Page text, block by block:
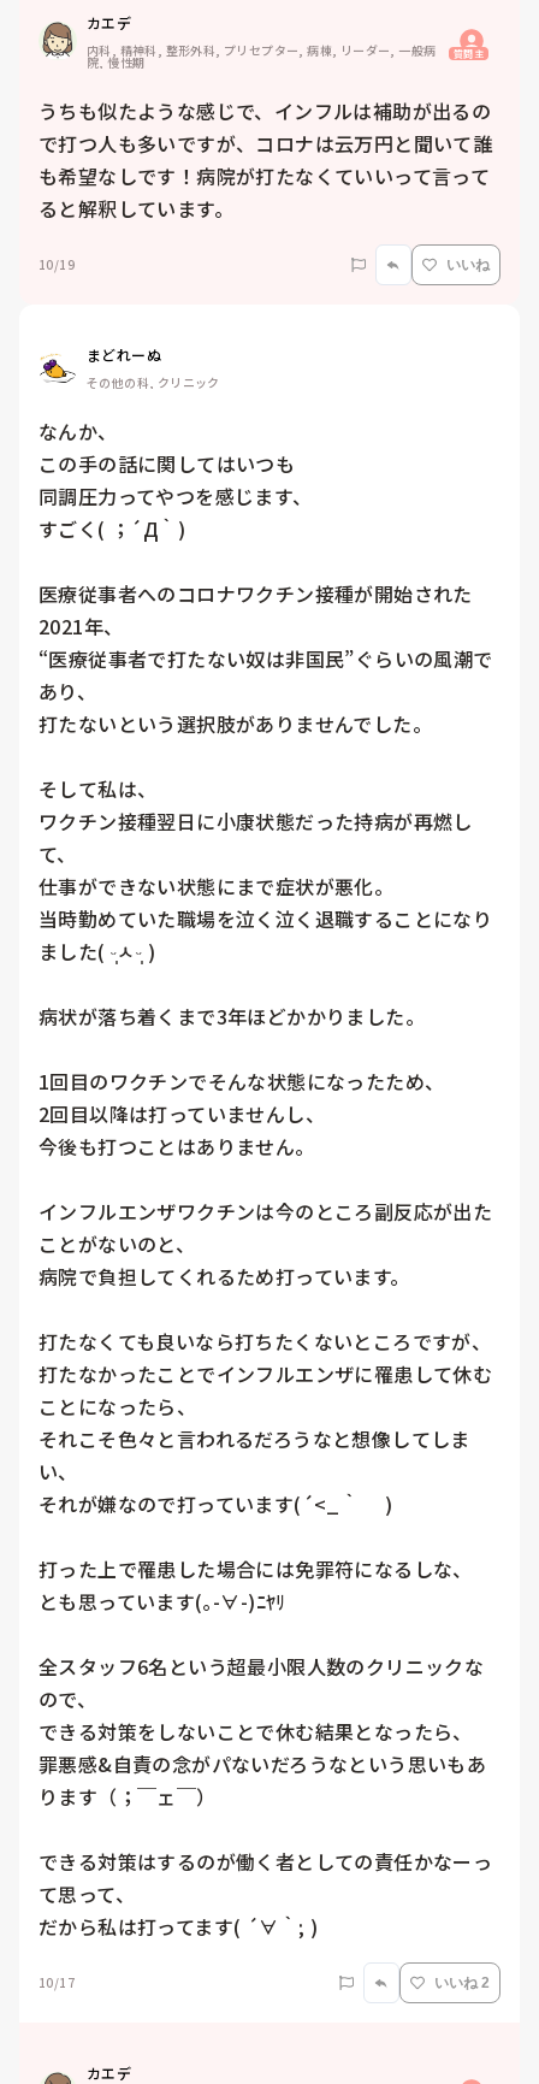
カエデ
内科, 精神科, 整形外科, プリセプター, 病棟, リーダー, 一般病
院, 慢性期 質問主
うちも似たような感じで、インフルは補助が出るの
で打つ人も多いですが、コロナは云万円と聞いて誰
も希望なしです！病院が打たなくていいって言って
ると解釈しています。
10/19 いいね
まどれーぬ
その他の科, クリニック
なんか、
この手の話に関してはいつも
同調圧力ってやつを感じます、
すごく( ；´Д｀)
医療従事者へのコロナワクチン接種が開始された
2021年、
“医療従事者で打たない奴は非国民”ぐらいの風潮で
あり、
打たないという選択肢がありませんでした。
そして私は、
ワクチン接種翌日に小康状態だった持病が再燃し
て、
仕事ができない状態にまで症状が悪化。
当時勤めていた職場を泣く泣く退職することになり
ました( ᵕ̩̩ㅅᵕ̩̩ )
病状が落ち着くまで3年ほどかかりました。
1回目のワクチンでそんな状態になったため、
2回目以降は打っていませんし、
今後も打つことはありません。
インフルエンザワクチンは今のところ副反応が出た
ことがないのと、
病院で負担してくれるため打っています。
打たなくても良いなら打ちたくないところですが、
打たなかったことでインフルエンザに罹患して休む
ことになったら、
それこそ色々と言われるだろうなと想像してしま
い、
それが嫌なので打っています(´<_｀ 　)
打った上で罹患した場合には免罪符になるしな、
とも思っています(｡-∀-)ﾆﾔﾘ
全スタッフ6名という超最小限人数のクリニックな
ので、
できる対策をしないことで休む結果となったら、
罪悪感&自責の念がパないだろうなという思いもあ
ります（；￣ェ￣）
できる対策はするのが働く者としての責任かなーっ
て思って、
だから私は打ってます( ´∀｀; )
10/17 いいね 2
カエデ